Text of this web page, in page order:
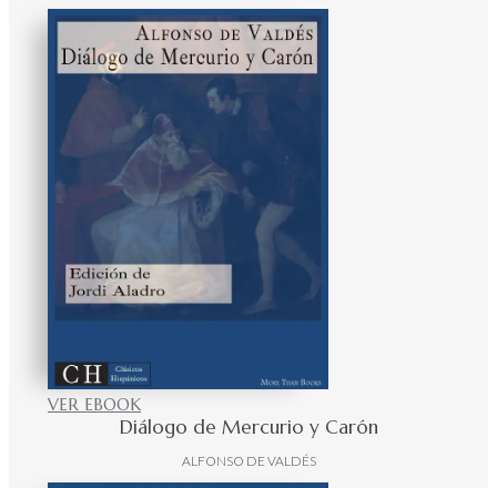
VER EBOOK
Diálogo de Mercurio y Carón
ALFONSO DE VALDÉS